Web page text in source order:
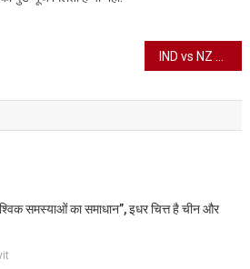
समस्याओं का समाधान”, इधर चित्त है चीन और